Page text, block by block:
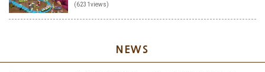
(6231views)
NEWS